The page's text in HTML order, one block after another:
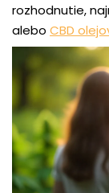
rozhodnutie,
alebo CBD